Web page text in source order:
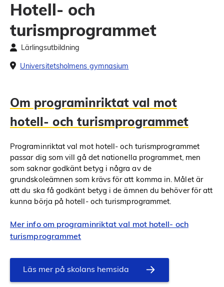
Hotell- och
turismprogrammet
Lärlingsutbildning
Universitetsholmens gymnasium
Om programinriktat val mot
hotell- och turismprogrammet
Programinriktat val mot hotell- och turismprogrammet
passar dig som vill gå det nationella programmet, men
som saknar godkänt betyg i några av de
grundskoleämnen som krävs för att komma in. Målet är
att du ska få godkänt betyg i de ämnen du behöver för att
kunna börja på hotell- och turismprogrammet.
Mer info om programinriktat val mot hotell- och
turismprogrammet
Läs mer på skolans hemsida